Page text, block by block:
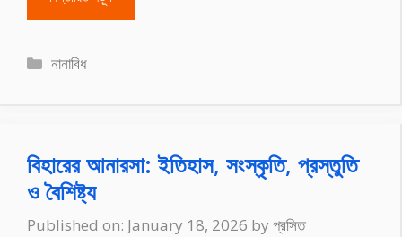
Categories
নানাবিধ
বিহারের আনারসা: ইতিহাস, সংস্কৃতি, প্রস্তুতি
ও বৈশিষ্ট্য
Published on: January 18, 2026 by প্রসিত